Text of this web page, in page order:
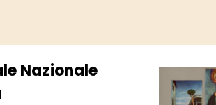
Nazionale